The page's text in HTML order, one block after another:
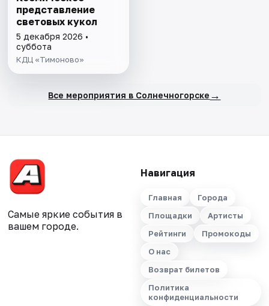
представление
световых кукол
5 декабря 2026 •
суббота
КДЦ «Тимоново»
Все мероприятия в Солнечногорске →
Самые яркие события в
вашем городе.
Навигация
Главная
Города
Площадки
Артисты
Рейтинги
Промокоды
О нас
Возврат билетов
Политика
конфиденциальности